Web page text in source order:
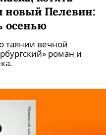
новый Пелевин:
осенью
таянии вечной
роман и